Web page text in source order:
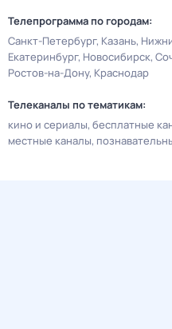
Телепрограмма по городам:
Санкт-Петербург Казань
Екатеринбург Новосибирск
Ростов-на-Дону Краснодар
Телеканалы по тематикам:
кино и сериалы бесплатные
местные каналы